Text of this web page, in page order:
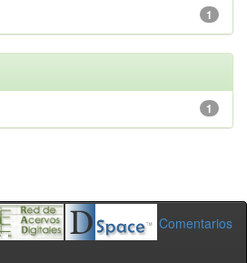
1
1
Comentarios